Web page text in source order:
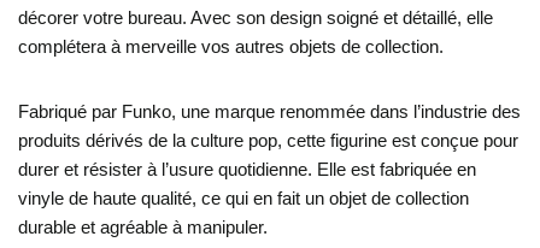
décorer votre bureau. Avec son design soigné et détaillé, elle
complétera à merveille vos autres objets de collection.
Fabriqué par Funko, une marque renommée dans l’industrie des
produits dérivés de la culture pop, cette figurine est conçue pour
durer et résister à l’usure quotidienne. Elle est fabriquée en
vinyle de haute qualité, ce qui en fait un objet de collection
durable et agréable à manipuler.